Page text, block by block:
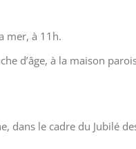
mer, à 11h.
d’âge, à la maison
dans le cadre du Jubilé